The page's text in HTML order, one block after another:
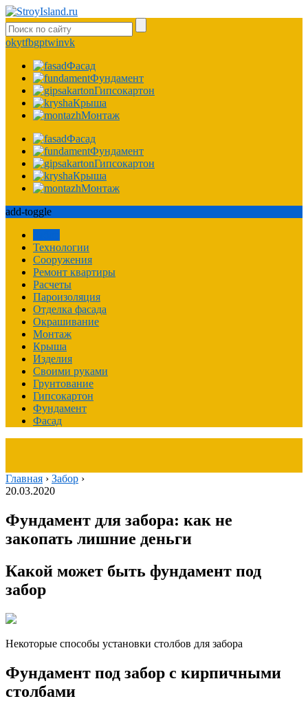
okytfbgptwinvk
Фасад
Фундамент
Гипсокартон
Крыша
Монтаж
Фасад
Фундамент
Гипсокартон
Крыша
Монтаж
add-toggle
Технологии
Сооружения
Ремонт квартиры
Расчеты
Пароизоляция
Отделка фасада
Окрашивание
Монтаж
Крыша
Изделия
Своими руками
Грунтование
Гипсокартон
Фундамент
Фасад
Главная › Забор ›
20.03.2020
Фундамент для забора: как не
закопать лишние деньги
Какой может быть фундамент под
забор
Некоторые способы установки столбов для забора
Фундамент под забор с кирпичными
столбами